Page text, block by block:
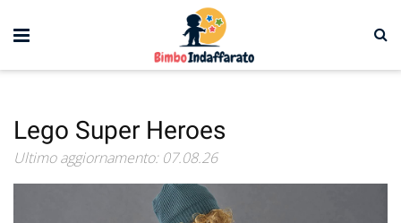
Lego Super Heroes
Ultimo aggiornamento: 07.08.26